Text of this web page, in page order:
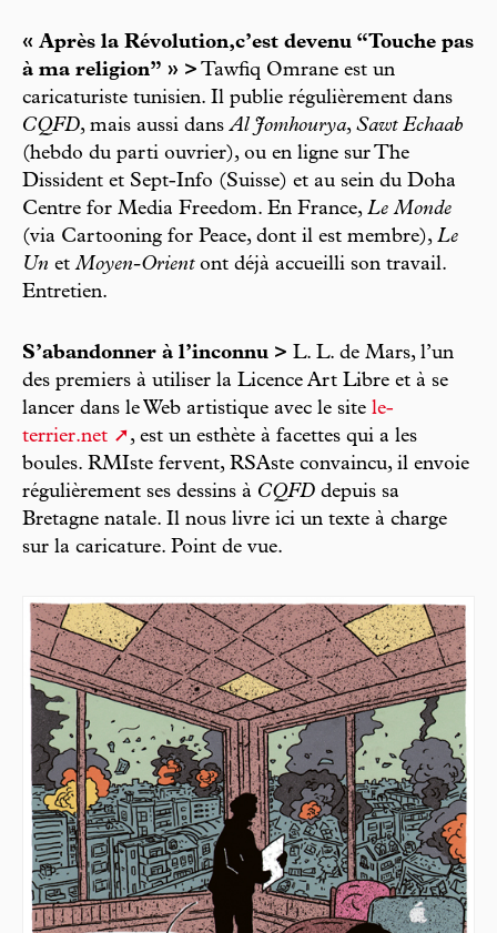
« Après la Révolution,c’est devenu “Touche pas
à ma religion” » > Tawfiq Omrane est un
caricaturiste tunisien. Il publie régulièrement dans
CQFD, mais aussi dansAl Jomhourya, Sawt Echaab
(hebdo du parti ouvrier), ou en ligne sur The
Dissident et Sept-Info (Suisse) et au sein du Doha
Centre for Media Freedom. En France, Le Monde
(via Cartooning for Peace, dont il est membre), Le
Un etMoyen-Orientont déjà accueilli son travail.
Entretien.
S’abandonner à l’inconnu > L. L. de Mars, l’un
des premiers à utiliser la Licence Art Libre et à se
lancer dans le Web artistique avec le site le-
terrier.net
, est un esthète à facettes qui a les
boules. RMIste fervent, RSAste convaincu, il envoie
régulièrement ses dessins à CQFD depuis sa
Bretagne natale. Il nous livre ici un texte à charge
sur la caricature. Point de vue.